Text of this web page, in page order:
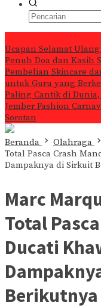
Ucapan Selamat
Penuh Doa dan Kasih
Pembelian Skincare
untuk Guru yang
Paling Cantik di
Jember Fashion
Sorotan
Beranda Olahraga
Total Pasca Crash
Dampaknya di Sirkuit
Marc
Total
Ducati
Berikutnya